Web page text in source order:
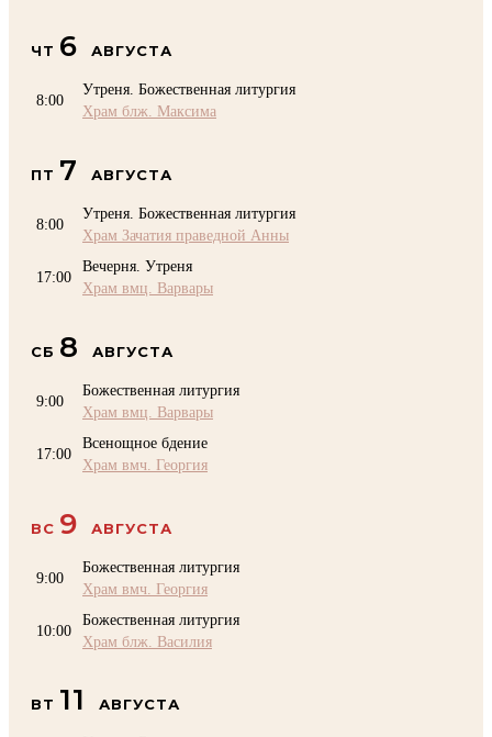
ЧТ 6 АВГУСТА
8:00
Утреня. Божественная литургия
Храм блж. Максима
ПТ 7 АВГУСТА
8:00
Утреня. Божественная литургия
Храм Зачатия праведной Анны
17:00
Вечерня. Утреня
Храм вмц. Варвары
СБ 8 АВГУСТА
9:00
Божественная литургия
Храм вмц. Варвары
17:00
Всенощное бдение
Храм вмч. Георгия
ВС 9 АВГУСТА
9:00
Божественная литургия
Храм вмч. Георгия
10:00
Божественная литургия
Храм блж. Василия
ВТ 11 АВГУСТА